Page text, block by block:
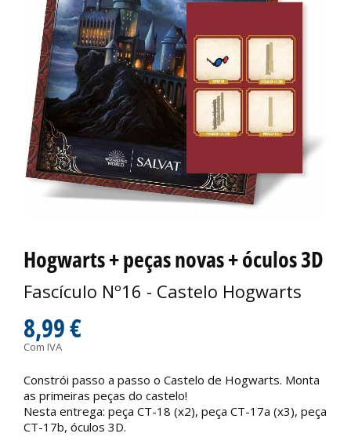
Hogwarts + peças novas + óculos 3D
Fascículo Nº16 - Castelo Hogwarts
8,99 €
Com IVA
Constrói passo a passo o Castelo de Hogwarts. Monta
as primeiras peças do castelo!
Nesta entrega: peça CT-18 (x2), peça CT-17a (x3), peça
CT-17b, óculos 3D.